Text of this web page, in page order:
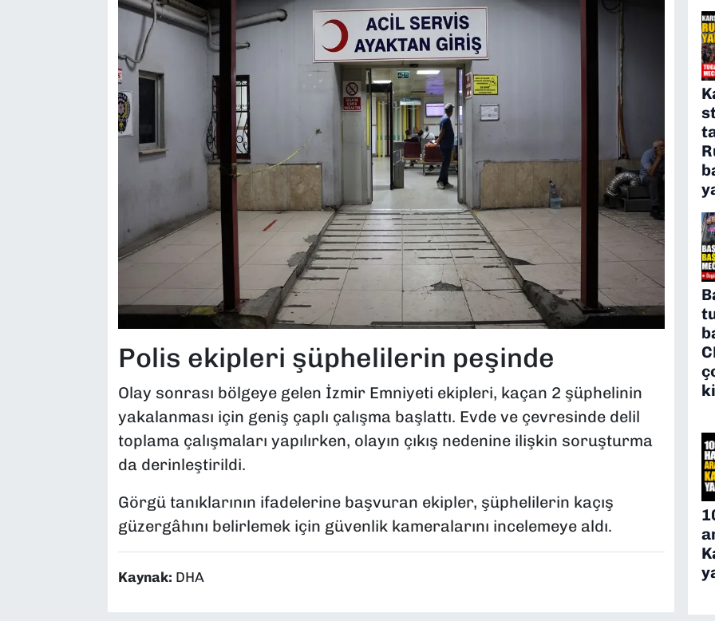
Polis ekipleri şüphelilerin peşinde
Olay sonrası bölgeye gelen İzmir Emniyeti ekipleri, kaçan 2 şüphelinin
yakalanması için geniş çaplı çalışma başlattı. Evde ve çevresinde delil
toplama çalışmaları yapılırken, olayın çıkış nedenine ilişkin soruşturma
da derinleştirildi.
Görgü tanıklarının ifadelerine başvuran ekipler, şüphelilerin kaçış
güzergâhını belirlemek için güvenlik kameralarını incelemeye aldı.
Kaynak: DHA